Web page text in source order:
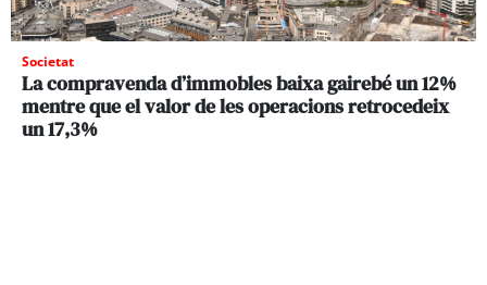
Societat
La compravenda d’immobles baixa gairebé un 12%
mentre que el valor de les operacions retrocedeix
un 17,3%